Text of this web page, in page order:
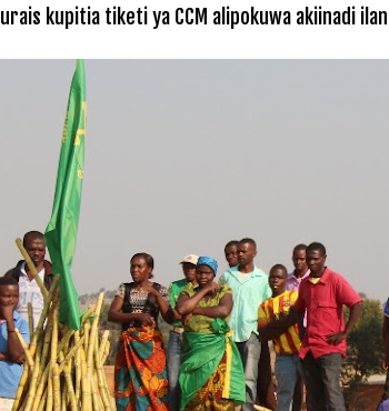
urais kupitia tiketi ya CCM alipokuwa akiinadi